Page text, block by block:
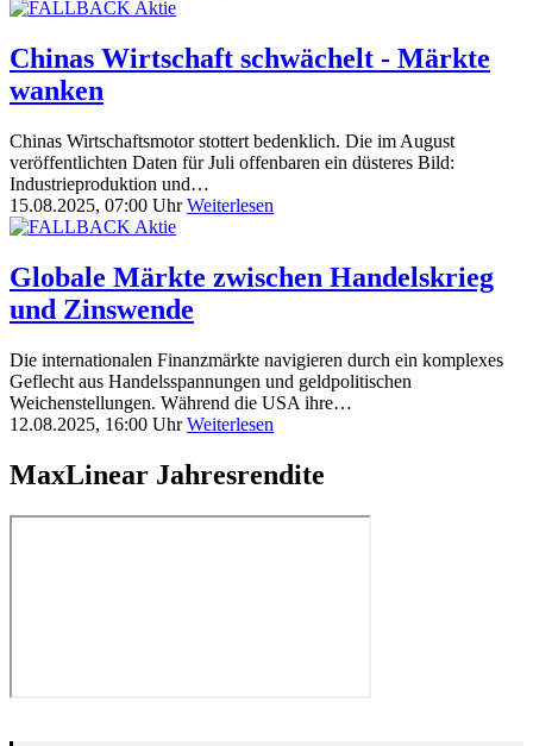
Chinas Wirtschaft schwächelt - Märkte
wanken
Chinas Wirtschaftsmotor stottert bedenklich. Die im August
veröffentlichten Daten für Juli offenbaren ein düsteres Bild:
Industrieproduktion und…
15.08.2025, 07:00 Uhr Weiterlesen
Globale Märkte zwischen Handelskrieg
und Zinswende
Die internationalen Finanzmärkte navigieren durch ein komplexes
Geflecht aus Handelsspannungen und geldpolitischen
Weichenstellungen. Während die USA ihre…
12.08.2025, 16:00 Uhr Weiterlesen
MaxLinear Jahresrendite